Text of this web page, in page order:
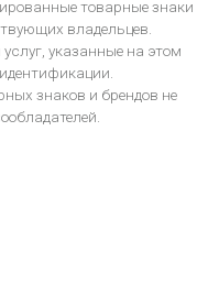
товарные знаки
владельцев.
указанные на этом
знаков и брендов не